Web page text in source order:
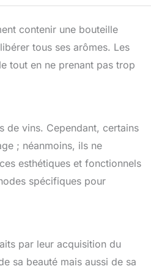
contenir une bouteille
tous ses arômes. Les
tout en ne prenant pas trop
de vins. Cependant, certains
; néanmoins, ils ne
esthétiques et fonctionnels
spécifiques pour
par leur acquisition du
sa beauté mais aussi de sa